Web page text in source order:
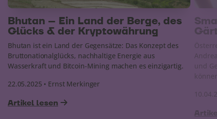
Bhutan – Ein Land der Berge, des
Glücks & der Kryptowährung
Bhutan ist ein Land der Gegensätze: Das Konzept des
Bruttonationalglücks, nachhaltige Energie aus
Wasserkraft und Bitcoin-Mining machen es einzigartig.
22.05.2025 • Ernst Merkinger
Artikel lesen
und